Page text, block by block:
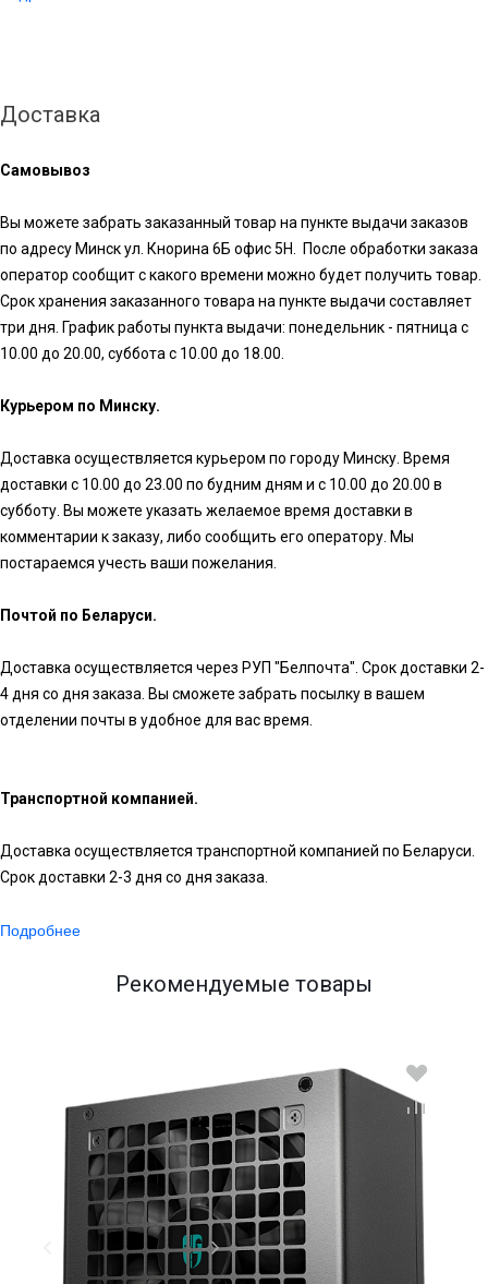
Доставка
Самовывоз
Вы можете забрать заказанный товар на пункте выдачи заказов
по адресу Минск ул. Кнорина 6Б офис 5Н. После обработки заказа
оператор сообщит с какого времени можно будет получить товар.
Срок хранения заказанного товара на пункте выдачи составляет
три дня. График работы пункта выдачи: понедельник - пятница с
10.00 до 20.00, суббота с 10.00 до 18.00.
Курьером по Минску.
Доставка осуществляется курьером по городу Минску. Время
доставки с 10.00 до 23.00 по будним дням и с 10.00 до 20.00 в
субботу. Вы можете указать желаемое время доставки в
комментарии к заказу, либо сообщить его оператору. Мы
постараемся учесть ваши пожелания.
Почтой по Беларуси.
Доставка осуществляется через РУП "Белпочта". Срок доставки 2-
4 дня со дня заказа. Вы сможете забрать посылку в вашем
отделении почты в удобное для вас время.
Транспортной компанией.
Доставка осуществляется транспортной компанией по Беларуси.
Срок доставки 2-3 дня со дня заказа.
Подробнее
Рекомендуемые товары